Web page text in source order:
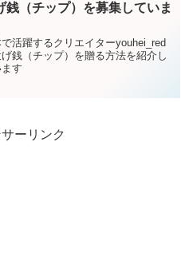
銭（チップ）を募集していま
で活躍するクリエイターyouhei_red
げ銭（チップ）を贈る方法を紹介し
す
ーリンク